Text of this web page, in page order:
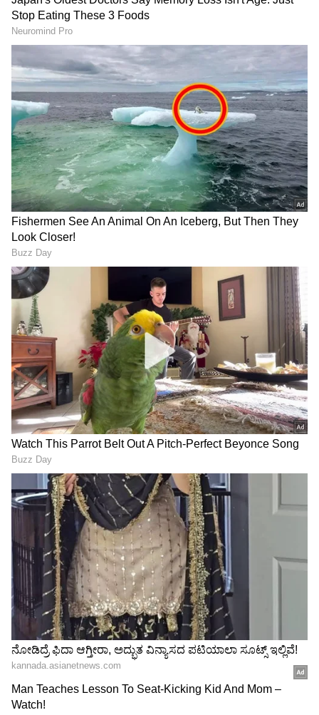
ನವದೆಹಲಿ: ವಿದೇಶಿ ಹೂಡಿಕೆ ನಿಯಮ (ಫೆಮಾ) ಉಲ್ಲಂಘನೆ
ಪ್ರಕರಣದಲ್ಲಿ ಬೆಂಗಳೂರು ಮೂಲದ ಆನ್‌ಲೈನ್‌/ಆಫ್‌ಲೈನ್‌
ಶಿಕ್ಷಣ ಸಂಸ್ಥೆ ಬೈಜೂಸ್‌ಗೆ ಜಾರಿ ನಿರ್ದೇಶನಾಲಯವು 9000
ಕೋಟಿ ರು ದಂಡ ಪಾವತಿ ಮಾಡುವಂತೆ ನೋಟಿಸ್‌ ನೀಡಿದೆ
ಎಂದು ಮೂಲಗಳು ಹೇಳಿವೆ. ಇದು ಈಗಾಗಲೇ ಆರ್ಥಿಕ
ಸಂಕಷ್ಟದಲ್ಲಿರುವ ಸಂಸ್ಥೆಗೆ ಭಾರೀ ಶಾಕ್‌ ನೀಡಿದೆ. ಆದರೆ
ಈವರೆಗೂ ತನಗೆ ಅಂಥ ಯಾವುದೇ ನೋಟಿಸ್‌ ಬಂದಿಲ್ಲ
ಎಂದು ಬೈಜೂಸ್‌ ಸ್ಪಷ್ಟನೆ ನೀಡಿದೆ.
ಇದು ಸ್ವದೇಶಿ ಅಲ್ಲ ಸಂಪೂರ್ಣ ವಿದೇಶಿ: ಲ್ಯಾಂಡ್
ರೋವರ್ ಡಿಫೆಂಡರಲ್ಲಿ ರಾಮ್‌ದೇವ್ ಸವಾರಿ
ನೋಟಿಸ್‌:
ಕರ್ನಾಟಕ, ಭಾರತ ( India News
ಅಪ್ಡೇಟ್‌ಗಳಿಗಾಗಿ ಏಷ್ಯಾನೆಟ್ ಸುವರ್ಣ ನ್ಯೂಸ್‌ ಫಾಲೋ
ಮಾಡಿ. ಬ್ರೇಕಿಂಗ್ ಸುದ್ದಿ (Latest Kannada News ),
ವಿಶೇಷ ವರದಿಗಳು ಮತ್ತು ನೇರ ಪ್ರಸಾರಗಳೊಂದಿಗೆ
(kannada news live) ಸಂಪೂರ್ಣ ಮಾಹಿತಿ ಒಂದೇ
ಕ್ಲಿಕ್‌ನಲ್ಲಿ ಲಭ್ಯ. ಏಷ್ಯಾನೆಟ್ ಸುವರ್ಣ ನ್ಯೂಸ್ ಅಧಿಕೃತ
ಆ್ಯಪ್ ಡೌನ್‌ಲೋಡ್ ಮಾಡಿ ಹಾಗು ಎಲ್ಲಾ ಅಪ್‌ಡೇಟ್
ಗಳನ್ನು ಪಡೆಯಿರಿ
RECOMMENDED STORIES
ವಿಶ್ವದ ಹಳೆಯ ದೈತ್ಯ ಆಮೆಗೀಗ
195 ವರ್ಷ: ಪ್ರಧಾನಿ ಮೋದಿಗೂ
ಇದೆ ಕುತೂಹಲ ಲಿಂಕ್​- ಏನಿದು
ವಿಷ್ಯ
1917ರಲ್ಲಿ ಬ್ರಿಟಿಷರಿಗೆ 35 ಸಾವಿರ
ಸಾಲ: ಈಗ ಸಿಕ್ಕಿತು ದಾಖಲೆ- ಹಣ
ವಾಪಸಿಗೆ ಮನವಿ; ಮುಂದಾಗಿದ್ದೇ
ರೋಚಕ